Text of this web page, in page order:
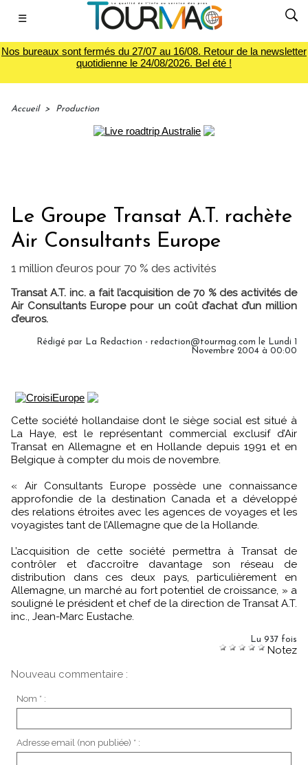
☰
Nos bureaux sont fermés du 27/07 au 16/08. Retour de la newsletter
quotidienne le 24/08/2026. Bel été !
Accueil > Production
Le Groupe Transat A.T. rachète
Air Consultants Europe
1 million d’euros pour 70 % des activités
Transat A.T. inc. a fait l’acquisition de 70 % des activités de
Air Consultants Europe pour un coût d’achat d’un million
d’euros.
Rédigé par La Redaction - redaction@tourmag.com le Lundi 1
Novembre 2004 à 00:00
Cette société hollandaise dont le siège social est situé à
La Haye, est le représentant commercial exclusif d’Air
Transat en Allemagne et en Hollande depuis 1991 et en
Belgique à compter du mois de novembre.
« Air Consultants Europe possède une connaissance
approfondie de la destination Canada et a développé
des relations étroites avec les agences de voyages et les
voyagistes tant de l’Allemagne que de la Hollande.
L’acquisition de cette société permettra à Transat de
contrôler et d’accroître davantage son réseau de
distribution dans ces deux pays, particulièrement en
Allemagne, un marché au fort potentiel de croissance, » a
souligné le président et chef de la direction de Transat A.T.
inc., Jean-Marc Eustache.
Lu 937 fois
Notez
Nouveau commentaire :
Nom * :
Adresse email (non publiée) * :